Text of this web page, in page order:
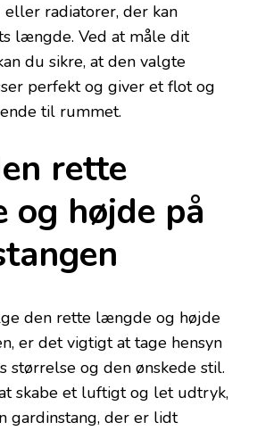
eller radiatorer, der kan
længde. Ved at måle dit
du sikre, at den valgte
perfekt og giver et flot og
til rummet.
rette
højde på
den rette længde og højde
er det vigtigt at tage hensyn
størrelse og den ønskede stil.
skabe et luftigt og let udtryk,
gardinstang, der er lidt